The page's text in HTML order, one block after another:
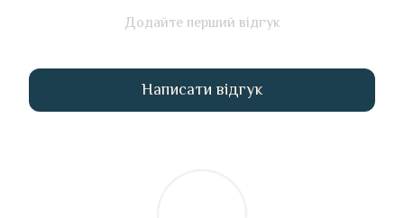
Додайте перший відгук
Написати відгук